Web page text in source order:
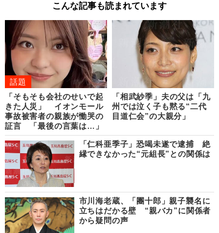
こんな記事も読まれています
話題
「そもそも会社のせいで起
きた人災」 イオンモール
事故被害者の親族が慟哭の
証言 「最後の言葉は…」
「相武紗季」夫の父は「九
州では泣く子も黙る“二代
目道仁会”の大親分」
「仁科亜季子」恐喝未遂で逮捕 絶
縁できなかった“元組長”との関係は
市川海老蔵、「團十郎」親子襲名に
立ちはだかる壁 “親バカ”に関係者
から疑問の声